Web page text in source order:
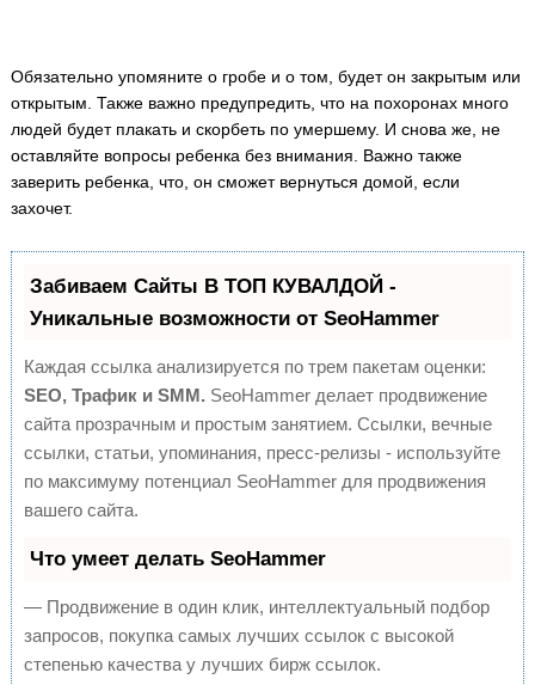
Обязательно упомяните о гробе и о том, будет он закрытым или
открытым. Также важно предупредить, что на похоронах много
людей будет плакать и скорбеть по умершему. И снова же, не
оставляйте вопросы ребенка без внимания. Важно также
заверить ребенка, что, он сможет вернуться домой, если
захочет.
Забиваем Сайты В ТОП КУВАЛДОЙ -
Уникальные возможности от SeoHammer
Каждая ссылка анализируется по трем пакетам оценки:
SEO, Трафик и SMM. SeoHammer делает продвижение
сайта прозрачным и простым занятием. Ссылки, вечные
ссылки, статьи, упоминания, пресс-релизы - используйте
по максимуму потенциал SeoHammer для продвижения
вашего сайта.
Что умеет делать SeoHammer
— Продвижение в один клик, интеллектуальный подбор
запросов, покупка самых лучших ссылок с высокой
степенью качества у лучших бирж ссылок.